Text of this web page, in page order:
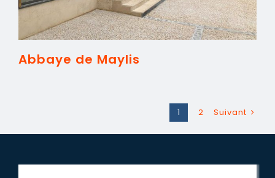
Abbaye de Maylis
1 2 Suivant